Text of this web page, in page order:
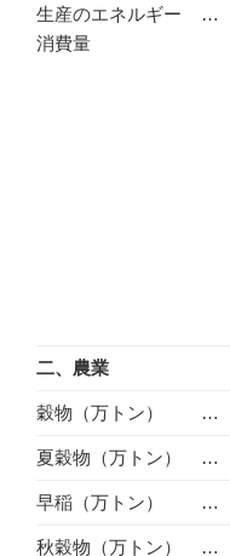
生産のエネルギー
消費量
…
二、農業
穀物（万トン） …
夏穀物（万トン） …
早稲（万トン） …
秋穀物（万トン） …